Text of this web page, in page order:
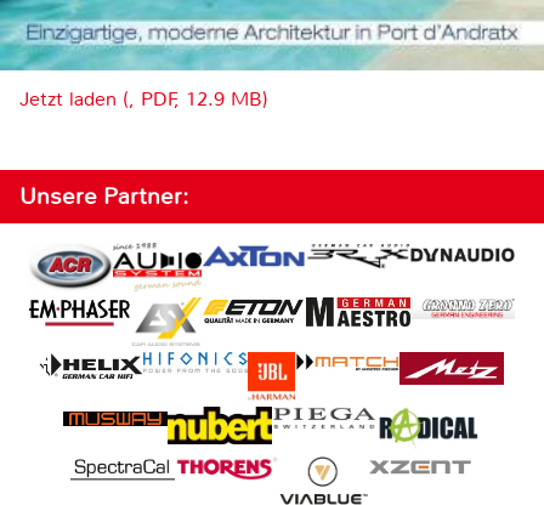
Jetzt laden (, PDF, 12.9 MB)
Unsere Partner: